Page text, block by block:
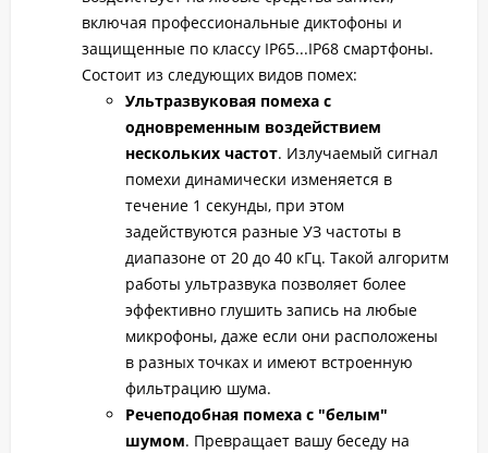
включая профессиональные диктофоны и
защищенные по классу IP65...IP68 смартфоны.
Состоит из следующих видов помех:
Ультразвуковая помеха с
одновременным воздействием
нескольких частот. Излучаемый сигнал
помехи динамически изменяется в
течение 1 секунды, при этом
задействуются разные УЗ частоты в
диапазоне от 20 до 40 кГц. Такой алгоритм
работы ультразвука позволяет более
эффективно глушить запись на любые
микрофоны, даже если они расположены
в разных точках и имеют встроенную
фильтрацию шума.
Речеподобная помеха с "белым"
шумом. Превращает вашу беседу на